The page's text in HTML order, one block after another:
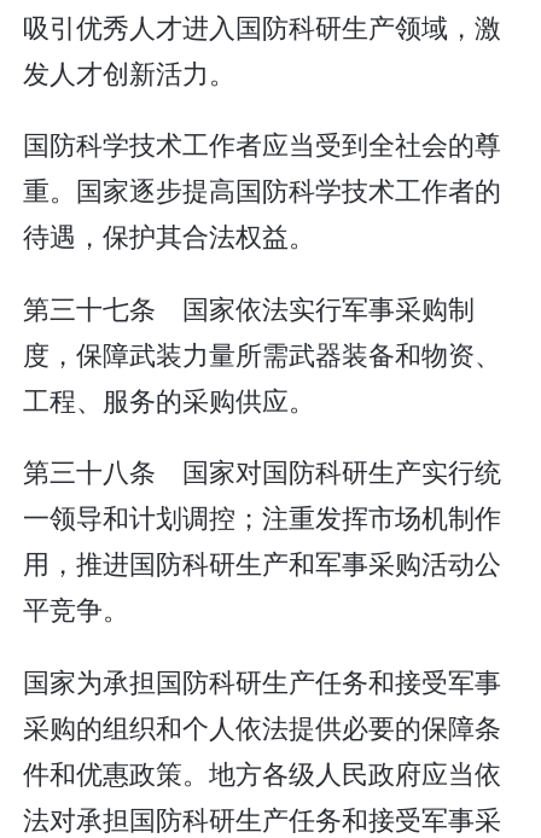
吸引优秀人才进入国防科研生产领域，激
发人才创新活力。
国防科学技术工作者应当受到全社会的尊
重。国家逐步提高国防科学技术工作者的
待遇，保护其合法权益。
第三十七条 国家依法实行军事采购制
度，保障武装力量所需武器装备和物资、
工程、服务的采购供应。
第三十八条 国家对国防科研生产实行统
一领导和计划调控；注重发挥市场机制作
用，推进国防科研生产和军事采购活动公
平竞争。
国家为承担国防科研生产任务和接受军事
采购的组织和个人依法提供必要的保障条
件和优惠政策。地方各级人民政府应当依
法对承担国防科研生产任务和接受军事采